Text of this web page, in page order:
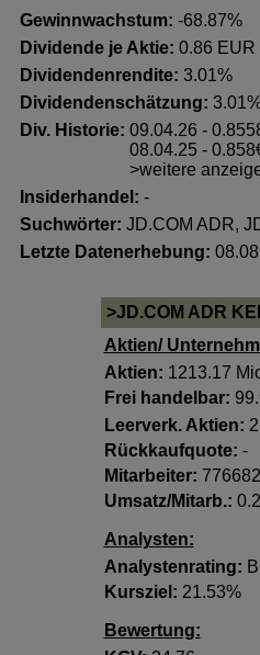
Gewinnwachstum: -68.87%
Dividende je Aktie: 0.86 EUR
Dividendenrendite: 3.01%
Dividendenschätzung:
Div. Historie: 09.04.26 -
08.04.25 -
>weitere
Insiderhandel : -
Suchwörter: JD.COM ADR,
Letzte Datenerhebung:
>JD.COM ADR
Aktien/
Aktien: 1213.17
Frei handelbar:
Leerverk. Aktien:
Rückkaufquote: -
Mitarbeiter: 776682
Umsatz/Mitarb.:
Analysten:
Analystenrating:
Kursziel: 21.53%
Bewertung: